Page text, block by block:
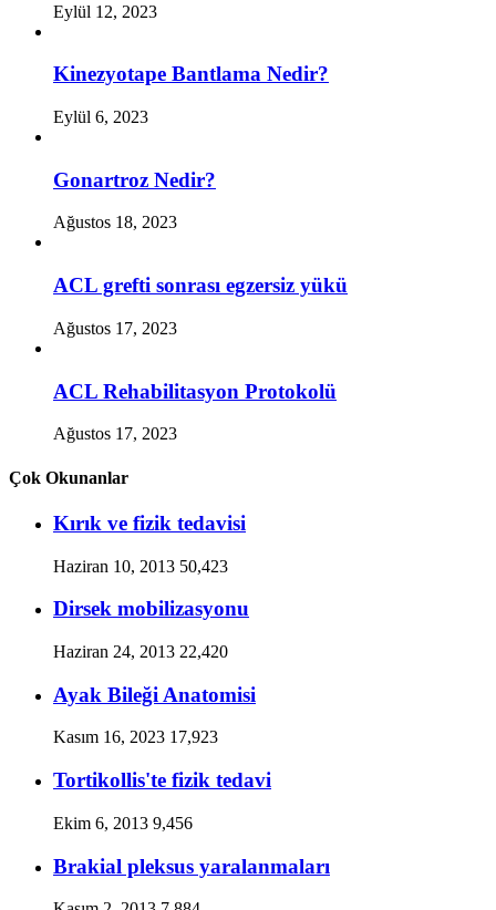
Eylül 12, 2023
Kinezyotape Bantlama Nedir?
Eylül 6, 2023
Gonartroz Nedir?
Ağustos 18, 2023
ACL grefti sonrası egzersiz yükü
Ağustos 17, 2023
ACL Rehabilitasyon Protokolü
Ağustos 17, 2023
Çok Okunanlar
Kırık ve fizik tedavisi
Haziran 10, 2013 50,423
Dirsek mobilizasyonu
Haziran 24, 2013 22,420
Ayak Bileği Anatomisi
Kasım 16, 2023 17,923
Tortikollis'te fizik tedavi
Ekim 6, 2013 9,456
Brakial pleksus yaralanmaları